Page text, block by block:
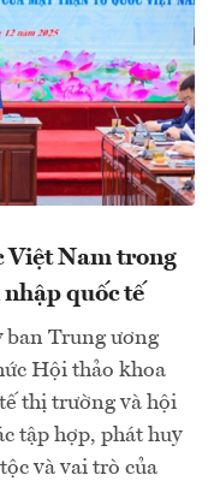
Việt Nam trong
quốc tế
ban Trung ương
Hội thảo khoa
thị trường và hội
tập hợp, phát huy
và vai trò của